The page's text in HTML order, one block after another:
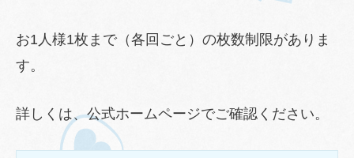
お1人様1枚まで（各回ごと）の枚数制限がありま
す。
詳しくは、公式ホームページでご確認ください。